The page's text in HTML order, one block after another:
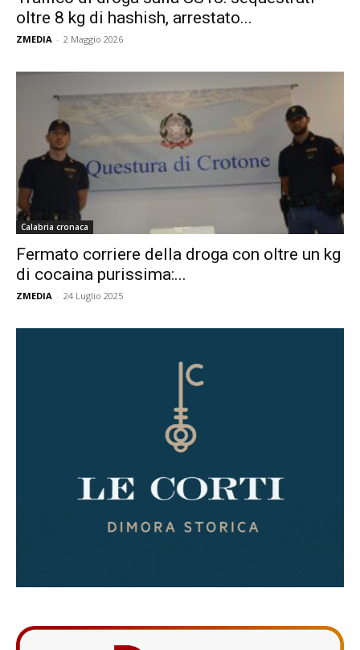
oltre 8 kg di hashish, arrestato...
ZMEDIA - 2 Maggio 2026
Calabria cronaca
Fermato corriere della droga con oltre un kg
di cocaina purissima:...
ZMEDIA - 24 Luglio 2025